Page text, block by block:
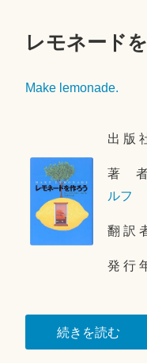
レモネード
Make lemonade.
出 版
著 者
ルフ
翻 訳
発 行
続きを読む“レ
モ
0
4